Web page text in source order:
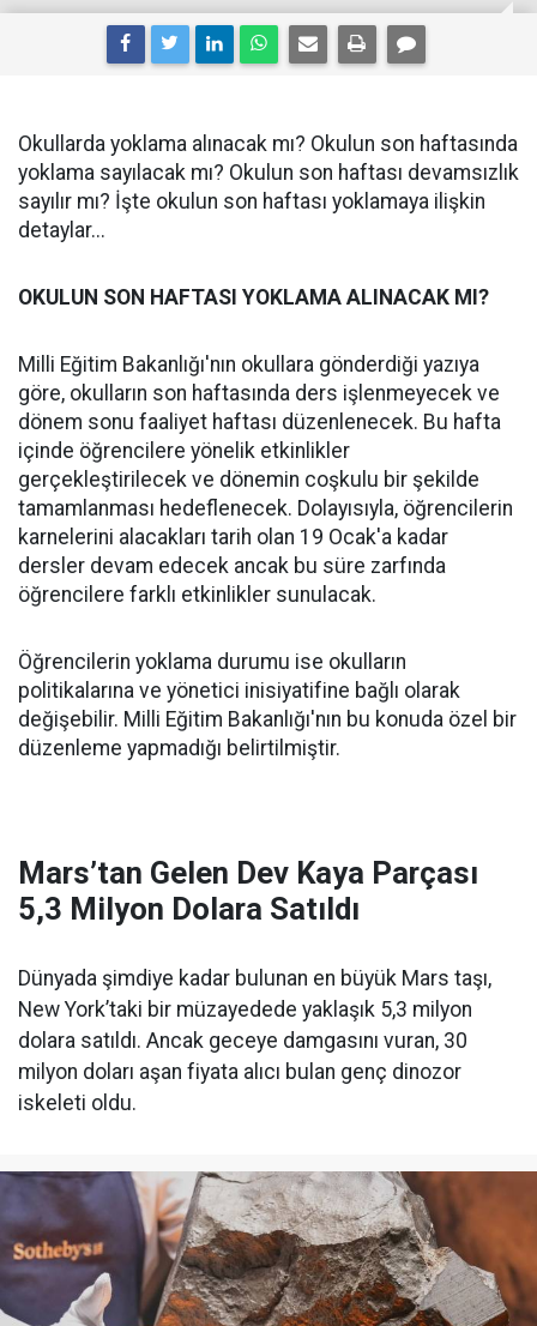
Okullarda yoklama alınacak mı? Okulun son haftasında
yoklama sayılacak mı? Okulun son haftası devamsızlık
sayılır mı? İşte okulun son haftası yoklamaya ilişkin
detaylar...
OKULUN SON HAFTASI YOKLAMA ALINACAK MI?
Milli Eğitim Bakanlığı'nın okullara gönderdiği yazıya
göre, okulların son haftasında ders işlenmeyecek ve
dönem sonu faaliyet haftası düzenlenecek. Bu hafta
içinde öğrencilere yönelik etkinlikler
gerçekleştirilecek ve dönemin coşkulu bir şekilde
tamamlanması hedeflenecek. Dolayısıyla, öğrencilerin
karnelerini alacakları tarih olan 19 Ocak'a kadar
dersler devam edecek ancak bu süre zarfında
öğrencilere farklı etkinlikler sunulacak.
Öğrencilerin yoklama durumu ise okulların
politikalarına ve yönetici inisiyatifine bağlı olarak
değişebilir. Milli Eğitim Bakanlığı'nın bu konuda özel bir
düzenleme yapmadığı belirtilmiştir.
Mars’tan Gelen Dev Kaya Parçası
5,3 Milyon Dolara Satıldı
Dünyada şimdiye kadar bulunan en büyük Mars taşı,
New York’taki bir müzayedede yaklaşık 5,3 milyon
dolara satıldı. Ancak geceye damgasını vuran, 30
milyon doları aşan fiyata alıcı bulan genç dinozor
iskeleti oldu.